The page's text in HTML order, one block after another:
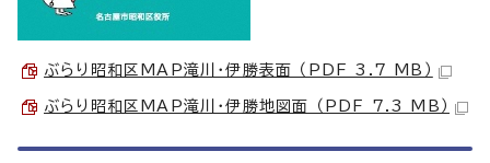
ぶらり昭和区MAP滝川・伊勝表面 （PDF 3.7 MB）
ぶらり昭和区MAP滝川・伊勝地図面 （PDF 7.3 MB）